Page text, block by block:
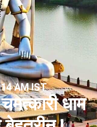
AM IST
धाम